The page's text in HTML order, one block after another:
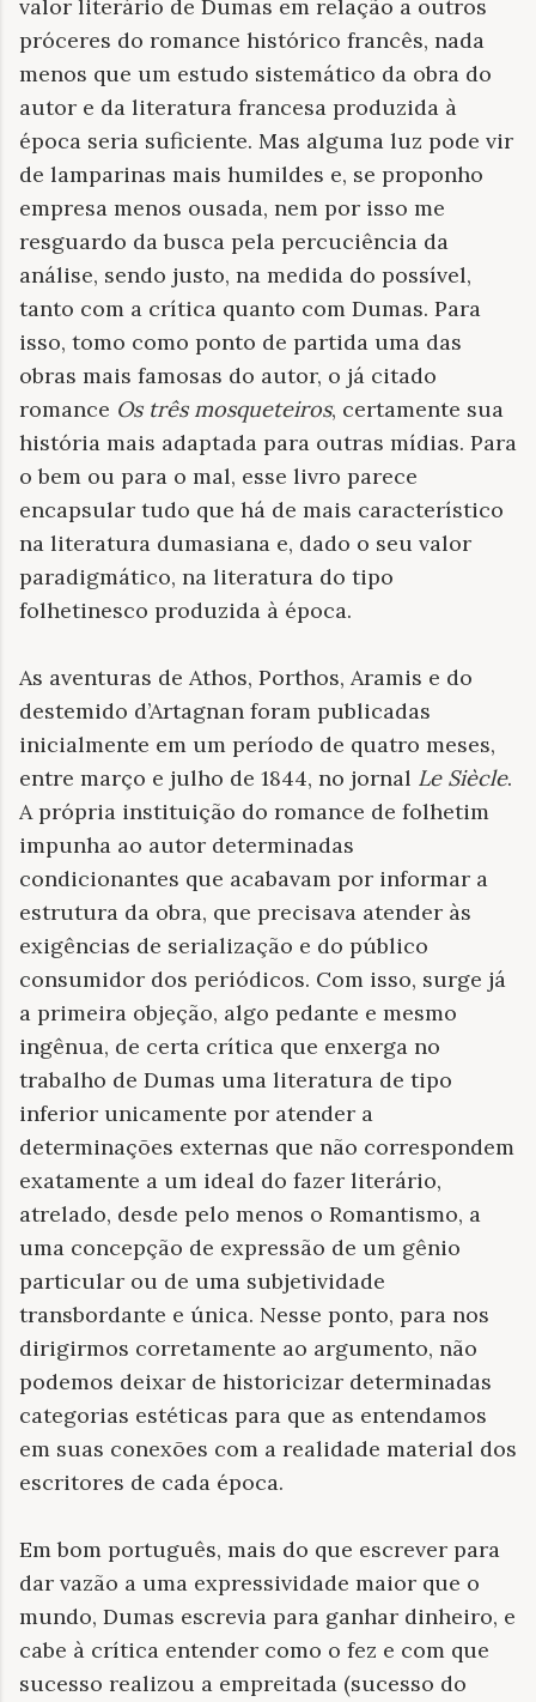
valor literário de Dumas em relação a outros
próceres do romance histórico francês, nada
menos que um estudo sistemático da obra do
autor e da literatura francesa produzida à
época seria suficiente. Mas alguma luz pode vir
de lamparinas mais humildes e, se proponho
empresa menos ousada, nem por isso me
resguardo da busca pela percuciência da
análise, sendo justo, na medida do possível,
tanto com a crítica quanto com Dumas. Para
isso, tomo como ponto de partida uma das
obras mais famosas do autor, o já citado
romance Os três mosqueteiros, certamente sua
história mais adaptada para outras mídias. Para
o bem ou para o mal, esse livro parece
encapsular tudo que há de mais característico
na literatura dumasiana e, dado o seu valor
paradigmático, na literatura do tipo
folhetinesco produzida à época.
As aventuras de Athos, Porthos, Aramis e do
destemido d’Artagnan foram publicadas
inicialmente em um período de quatro meses,
entre março e julho de 1844, no jornal Le Siècle.
A própria instituição do romance de folhetim
impunha ao autor determinadas
condicionantes que acabavam por informar a
estrutura da obra, que precisava atender às
exigências de serialização e do público
consumidor dos periódicos. Com isso, surge já
a primeira objeção, algo pedante e mesmo
ingênua, de certa crítica que enxerga no
trabalho de Dumas uma literatura de tipo
inferior unicamente por atender a
determinações externas que não correspondem
exatamente a um ideal do fazer literário,
atrelado, desde pelo menos o Romantismo, a
uma concepção de expressão de um gênio
particular ou de uma subjetividade
transbordante e única. Nesse ponto, para nos
dirigirmos corretamente ao argumento, não
podemos deixar de historicizar determinadas
categorias estéticas para que as entendamos
em suas conexões com a realidade material dos
escritores de cada época.
Em bom português, mais do que escrever para
dar vazão a uma expressividade maior que o
mundo, Dumas escrevia para ganhar dinheiro, e
cabe à crítica entender como o fez e com que
sucesso realizou a empreitada (sucesso do